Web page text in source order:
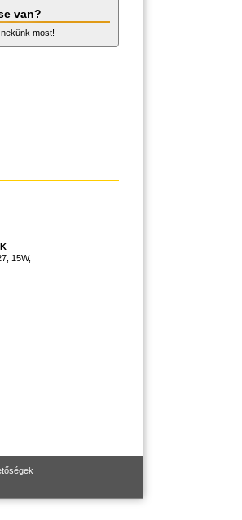
van?
most!
15W,